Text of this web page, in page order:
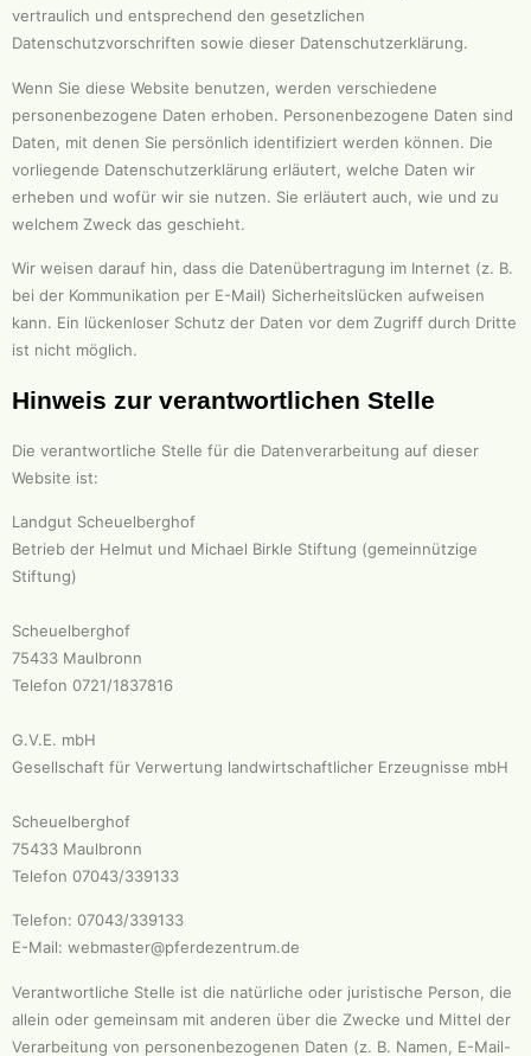
vertraulich und entsprechend den gesetzlichen
Datenschutzvorschriften sowie dieser Datenschutzerklärung.
Wenn Sie diese Website benutzen, werden verschiedene
personenbezogene Daten erhoben. Personenbezogene Daten sind
Daten, mit denen Sie persönlich identifiziert werden können. Die
vorliegende Datenschutzerklärung erläutert, welche Daten wir
erheben und wofür wir sie nutzen. Sie erläutert auch, wie und zu
welchem Zweck das geschieht.
Wir weisen darauf hin, dass die Datenübertragung im Internet (z. B.
bei der Kommunikation per E-Mail) Sicherheitslücken aufweisen
kann. Ein lückenloser Schutz der Daten vor dem Zugriff durch Dritte
ist nicht möglich.
Hinweis zur verantwortlichen Stelle
Die verantwortliche Stelle für die Datenverarbeitung auf dieser
Website ist:
Landgut Scheuelberghof
Betrieb der Helmut und Michael Birkle Stiftung (gemeinnützige
Stiftung)
Scheuelberghof
75433 Maulbronn
Telefon 0721/1837816
G.V.E. mbH
Gesellschaft für Verwertung landwirtschaftlicher Erzeugnisse mbH
Scheuelberghof
75433 Maulbronn
Telefon 07043/339133
Telefon: 07043/339133
E-Mail: webmaster@pferdezentrum.de
Verantwortliche Stelle ist die natürliche oder juristische Person, die
allein oder gemeinsam mit anderen über die Zwecke und Mittel der
Verarbeitung von personenbezogenen Daten (z. B. Namen, E-Mail-